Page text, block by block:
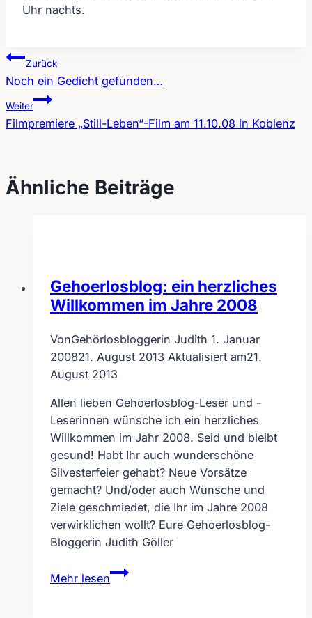
Uhr nachts.
Beitragsnavigation
Zurück
Noch ein Gedicht gefunden…
Weiter
Filmpremiere „Still-Leben“-Film am 11.10.08 in Koblenz
Ähnliche Beiträge
Gehoerlosblog: ein herzliches
Willkommen im Jahre 2008
VonGehörlosbloggerin Judith 1. Januar
200821. August 2013 Aktualisiert am21.
August 2013
Allen lieben Gehoerlosblog-Leser und -
Leserinnen wünsche ich ein herzliches
Willkommen im Jahr 2008. Seid und bleibt
gesund! Habt Ihr auch wunderschöne
Silvesterfeier gehabt? Neue Vorsätze
gemacht? Und/oder auch Wünsche und
Ziele geschmiedet, die Ihr im Jahre 2008
verwirklichen wollt? Eure Gehoerlosblog-
Bloggerin Judith Göller
Mehr lesen
Gehoerlosblog:
ein